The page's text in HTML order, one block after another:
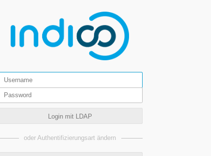
Login mit LDAP
oder Authentifizierungsart ändern